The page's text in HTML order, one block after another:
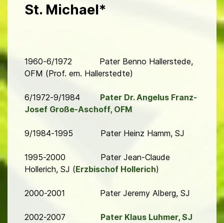
St. Michael*
1960-6/1972 Pater Benno Hallerstede,
OFM (Prof. em. Hallerstedte)
6/1972-9/1984 Pater Dr. Angelus Franz-
Josef Große-Aschoff, OFM
9/1984-1995 Pater Heinz Hamm, SJ
1995-2000 Pater Jean-Claude
Hollerich, SJ (Erzbischof Hollerich)
2000-2001 Pater Jeremy Alberg, SJ
2002-2007 Pater Klaus Luhmer, SJ